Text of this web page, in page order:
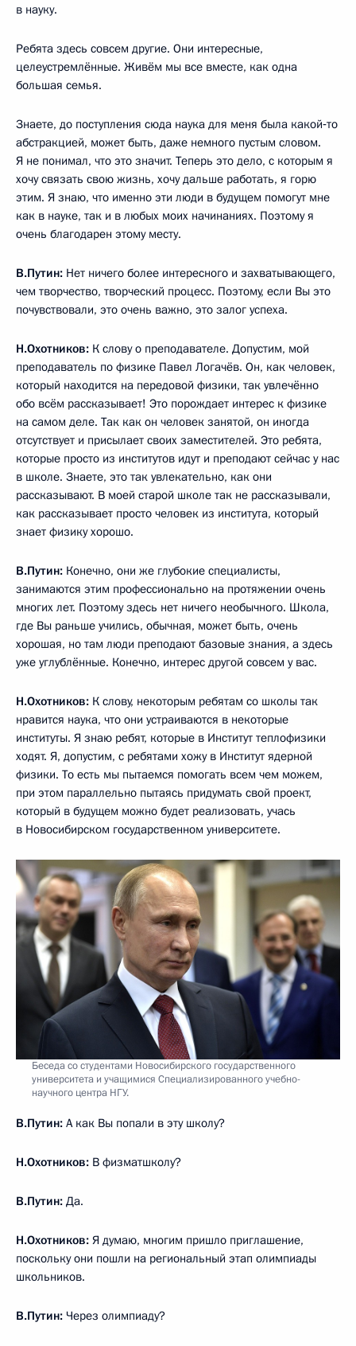
в науку.
Ребята здесь совсем другие. Они интересные,
целеустремлённые. Живём мы все вместе, как одна
большая семья.
Знаете, до поступления сюда наука для меня была какой‑то
абстракцией, может быть, даже немного пустым словом.
Я не понимал, что это значит. Теперь это дело, с которым я
хочу связать свою жизнь, хочу дальше работать, я горю
этим. Я знаю, что именно эти люди в будущем помогут мне
как в науке, так и в любых моих начинаниях. Поэтому я
очень благодарен этому месту.
В.Путин: Нет ничего более интересного и захватывающего,
чем творчество, творческий процесс. Поэтому, если Вы это
почувствовали, это очень важно, это залог успеха.
Н.Охотников: К слову о преподавателе. Допустим, мой
преподаватель по физике Павел Логачёв. Он, как человек,
который находится на передовой физики, так увлечённо
обо всём рассказывает! Это порождает интерес к физике
на самом деле. Так как он человек занятой, он иногда
отсутствует и присылает своих заместителей. Это ребята,
которые просто из институтов идут и преподают сейчас у нас
в школе. Знаете, это так увлекательно, как они
рассказывают. В моей старой школе так не рассказывали,
как рассказывает просто человек из института, который
знает физику хорошо.
В.Путин: Конечно, они же глубокие специалисты,
занимаются этим профессионально на протяжении очень
многих лет. Поэтому здесь нет ничего необычного. Школа,
где Вы раньше учились, обычная, может быть, очень
хорошая, но там люди преподают базовые знания, а здесь
уже углублённые. Конечно, интерес другой совсем у вас.
Н.Охотников: К слову, некоторым ребятам со школы так
нравится наука, что они устраиваются в некоторые
институты. Я знаю ребят, которые в Институт теплофизики
ходят. Я, допустим, с ребятами хожу в Институт ядерной
физики. То есть мы пытаемся помогать всем чем можем,
при этом параллельно пытаясь придумать свой проект,
который в будущем можно будет реализовать, учась
в Новосибирском государственном университете.
Беседа со студентами Новосибирского государственного
университета и учащимися Специализированного учебно-
научного центра НГУ.
В.Путин: А как Вы попали в эту школу?
Н.Охотников: В физматшколу?
В.Путин: Да.
Н.Охотников: Я думаю, многим пришло приглашение,
поскольку они пошли на региональный этап олимпиады
школьников.
В.Путин: Через олимпиаду?